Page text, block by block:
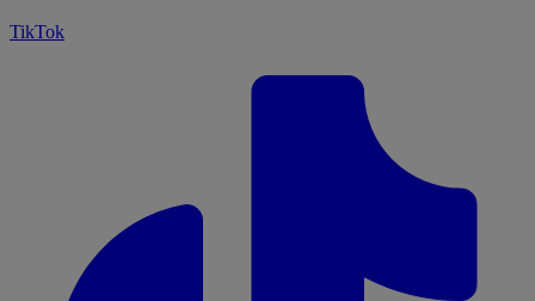
TikTok